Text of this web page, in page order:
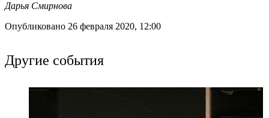
Дарья Смирнова
Опубликовано 26 февраля 2020, 12:00
Другие события